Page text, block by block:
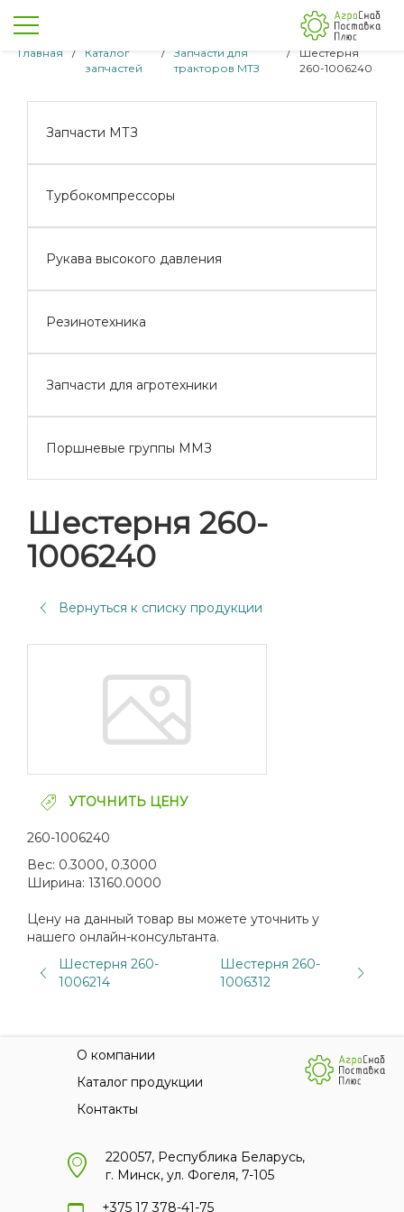
Главная /
Каталог
запчастей
/
Запчасти для
тракторов МТЗ
/
Шестерня
260-1006240
Запчасти МТЗ
Турбокомпрессоры
Рукава высокого давления
Резинотехника
Запчасти для агротехники
Поршневые группы ММЗ
Шестерня 260-
1006240
Вернуться к списку продукции
УТОЧНИТЬ ЦЕНУ
260-1006240
Вес: 0.3000, 0.3000
Ширина: 13160.0000
Цену на данный товар вы можете уточнить у
нашего онлайн-консультанта.
Шестерня 260-
1006214
Шестерня 260-
1006312
О компании
Каталог продукции
Контакты
220057, Республика Беларусь,
г. Минск, ул. Фогеля, 7-105
+375 17 378-41-75